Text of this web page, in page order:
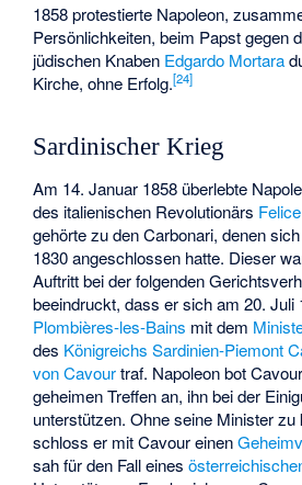
1858 protestierte Napoleon,
Persönlichkeiten, beim Papst gegen
jüdischen Knaben Edgardo Mortara
Kirche, ohne Erfolg.[24]
Sardinischer Krieg
Am 14. Januar 1858 überlebte
des italienischen Revolutionärs
gehörte zu den Carbonari, denen
1830 angeschlossen hatte. Dieser
Auftritt bei der folgenden
beeindruckt, dass er sich am 20. Juli
Plombières-les-Bains mit dem
des Königreichs Sardinien-Piemont
von Cavourtraf. Napoleon bot
geheimen Treffen an, ihn bei der
unterstützen. Ohne seine Minister zu
schloss er mit Cavour einen
sah für den Fall eines